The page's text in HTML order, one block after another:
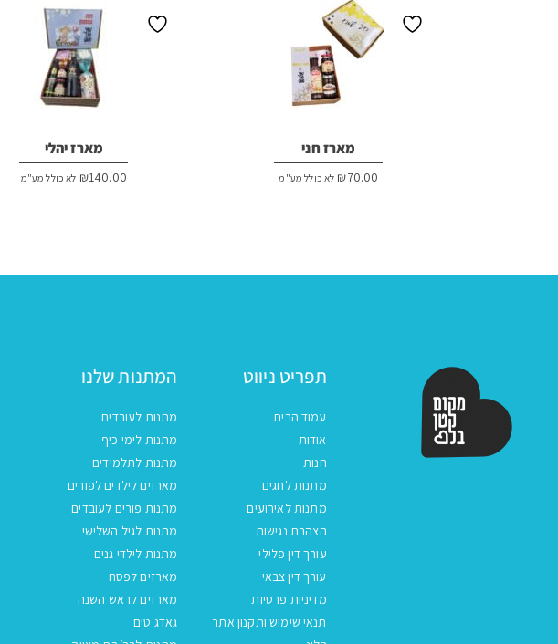
מארז חני
₪70.00 לא כולל מע"מ
מארז יהלי
₪140.00 לא כולל מע"מ
תפריט ניווט
עמוד הבית
אודות
חנות
מתנות לחגים
מתנות לאירועים
הצהרת נגישות
עורך דין פלילי
עורך דין צבאי
מדיניות פרטיות
תנאי שימוש ותקנון אתר
המתנות שלנו
מתנות לעובדים
מתנות לימי כיף
מתנות לתלמידים
מארזים לילדים לפורים
מתנות פורים לעובדים
מתנות לגיל השלישי
מתנות לילדי גנים
מארזים לפסח
מארזים לראש השנה
גאדג'טים